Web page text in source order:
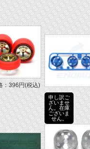
：396円(税込)
申し訳ご
ざいませ
ん。在庫
ございま
せん。